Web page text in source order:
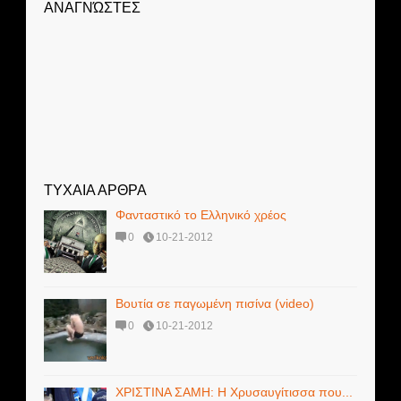
ΑΝΑΓΝΏΣΤΕΣ
ΤΥΧΑΙΑ ΑΡΘΡΑ
Φανταστικό το Ελληνικό χρέος
0 10-21-2012
Βουτία σε παγωμένη πισίνα (video)
0 10-21-2012
ΧΡΙΣΤΙΝΑ ΣΑΜΗ: Η Χρυσαυγίτισσα που...